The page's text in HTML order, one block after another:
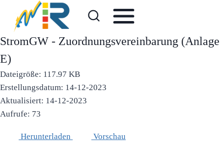
Inhalt
springen
StromGW - Zuordnungsvereinbarung (Anlage
E)
Dateigröße: 117.97 KB
Erstellungsdatum: 14-12-2023
Aktualisiert: 14-12-2023
Aufrufe: 73
Herunterladen Vorschau